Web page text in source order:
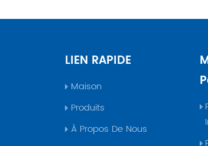
LIEN RAPIDE
Maison
Produits
À Propos De Nous